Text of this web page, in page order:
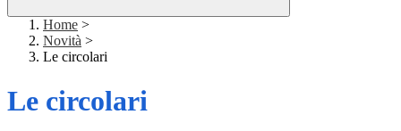
Home >
Novità >
Le circolari
Le circolari